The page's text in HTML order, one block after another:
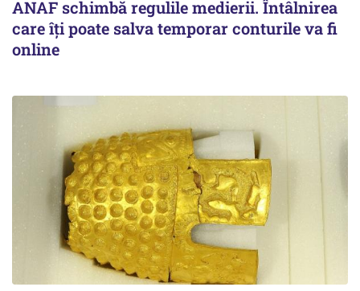
ANAF schimbă regulile medierii. Întâlnirea
care îți poate salva temporar conturile va fi
online